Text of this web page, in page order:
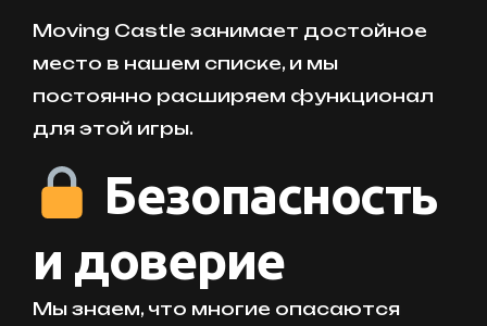
Moving Castle занимает достойное
место в нашем списке, и мы
постоянно расширяем функционал
для этой игры.
Безопасность
и доверие
Мы знаем, что многие опасаются